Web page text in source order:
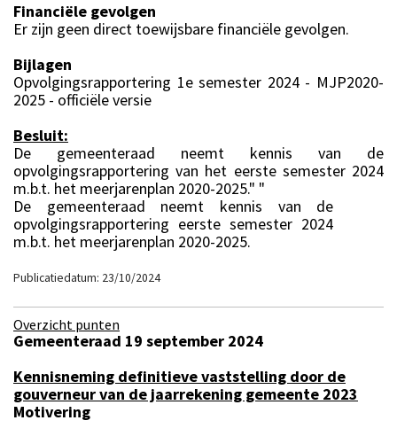
Financiële gevolgen
Er zijn geen direct toewijsbare financiële gevolgen.
Bijlagen
Opvolgingsrapportering 1e semester 2024 - MJP2020-
2025 - officiële versie
Besluit:
De gemeenteraad neemt kennis van de
opvolgingsrapportering van het eerste semester 2024
m.b.t. het meerjarenplan 2020-2025." "
De gemeenteraad neemt kennis van de
opvolgingsrapportering eerste semester 2024
m.b.t. het meerjarenplan 2020-2025.
Publicatiedatum: 23/10/2024
Overzicht punten
Gemeenteraad 19 september 2024
Kennisneming definitieve vaststelling door de
gouverneur van de jaarrekening gemeente 2023
Motivering